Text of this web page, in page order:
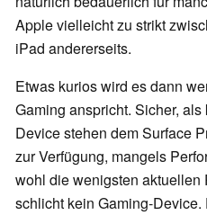
Apple vielleicht zu strikt
iPad andererseits.
Etwas kurios wird es dann
Gaming anspricht. Sicher,
Device stehen dem Surface
zur Verfügung, mangels
wohl die wenigsten aktuellen
schlicht kein Gaming-